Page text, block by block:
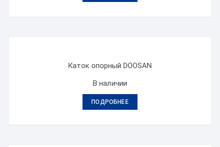
Каток опорный DOOSAN
В наличии
ПОДРОБНЕЕ